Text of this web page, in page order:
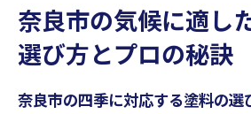
奈良市における外壁塗装
外壁塗装で奈良市の景観を守
奈良市の気候に適し
選び方とプロの秘訣
奈良市の四季に対応する塗料の選